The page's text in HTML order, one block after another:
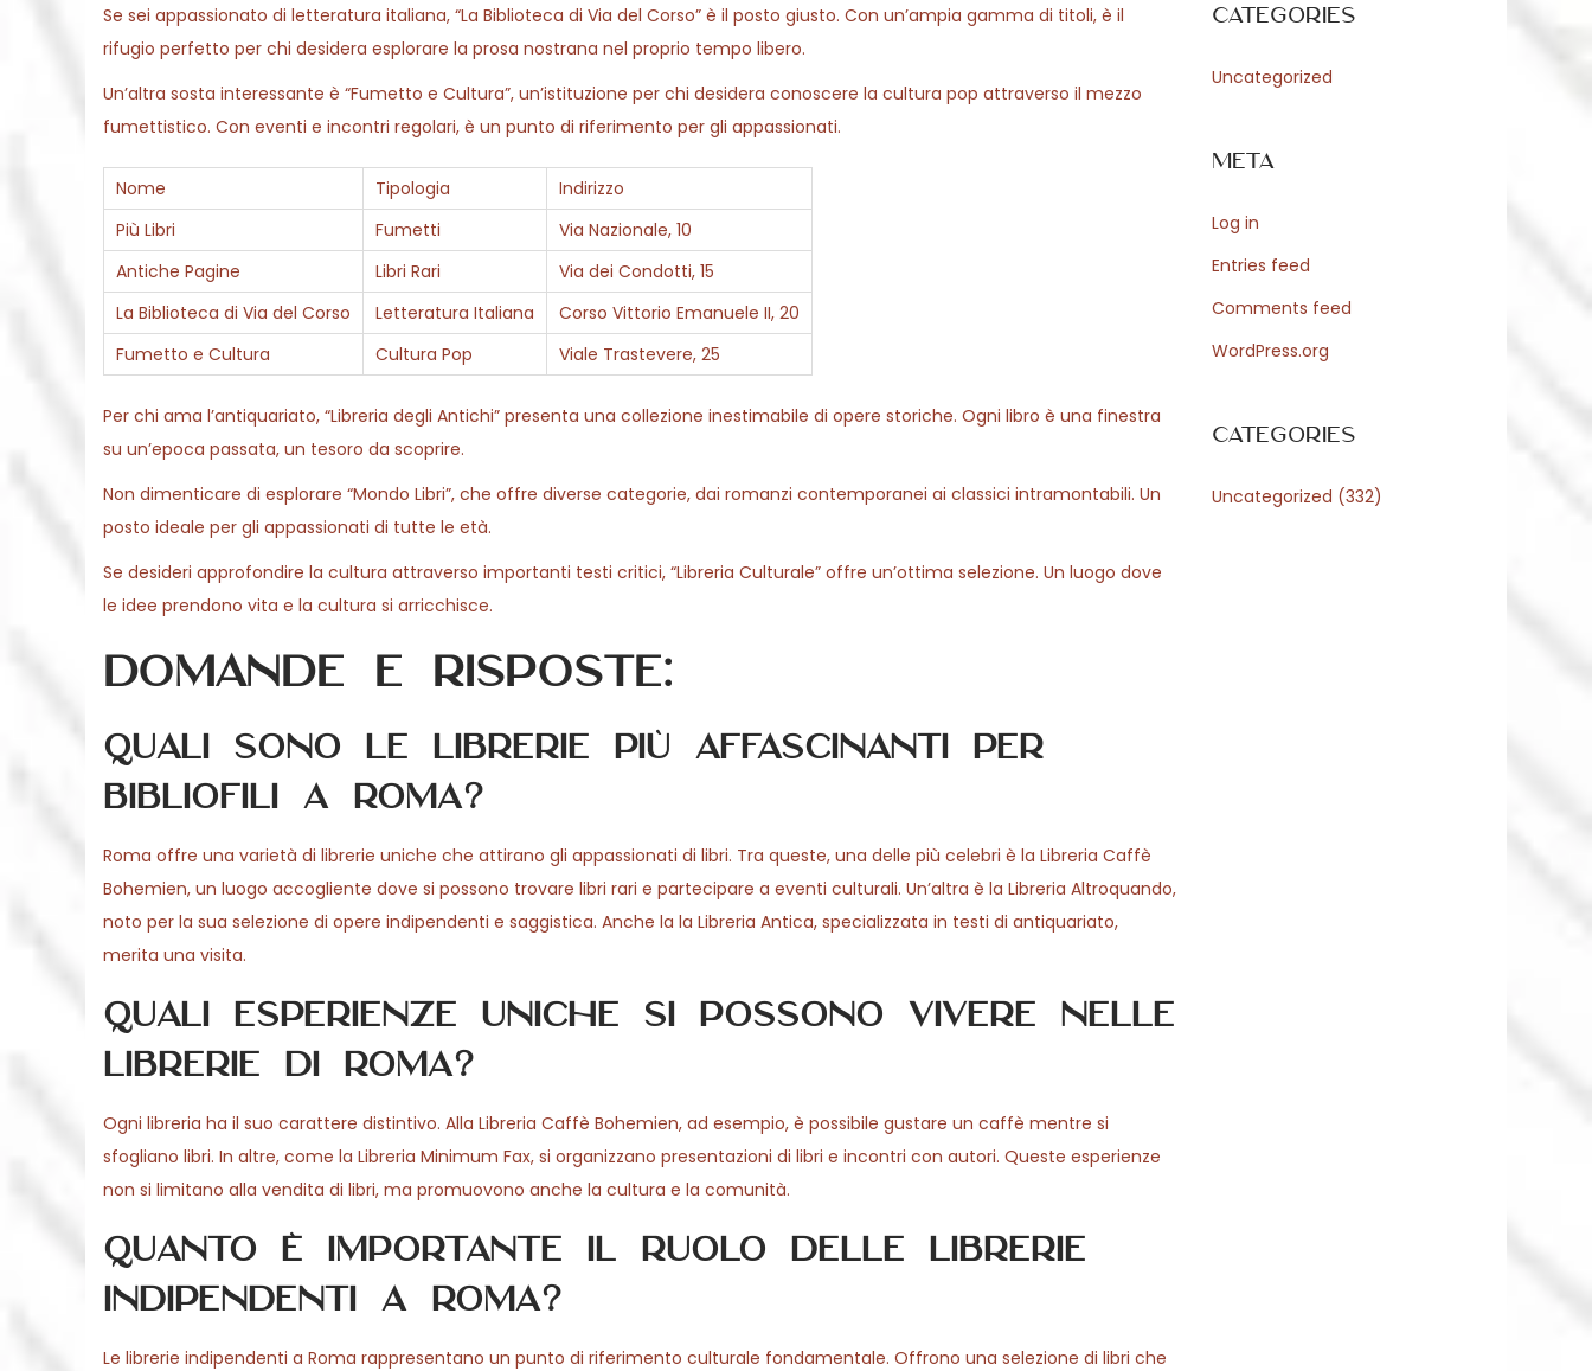
Se sei appassionato di letteratura italiana, “La Biblioteca di Via del Corso” è il posto giusto. Con un’ampia gamma di titoli, è il
rifugio perfetto per chi desidera esplorare la prosa nostrana nel proprio tempo libero.
Un’altra sosta interessante è “Fumetto e Cultura”, un’istituzione per chi desidera conoscere la cultura pop attraverso il mezzo
fumettistico. Con eventi e incontri regolari, è un punto di riferimento per gli appassionati.
Nome Tipologia
Indirizzo
Più Libri
Fumetti
Via Nazionale, 10
Antiche Pagine
Libri Rari
Via dei Condotti, 15
La Biblioteca di Via del Corso
Letteratura Italiana
Corso Vittorio Emanuele II, 20
Fumetto e Cultura
Cultura Pop Viale Trastevere, 25
Per chi ama l’antiquariato, “Libreria degli Antichi” presenta una collezione inestimabile di opere storiche. Ogni libro è una finestra
su un’epoca passata, un tesoro da scoprire.
Non dimenticare di esplorare “Mondo Libri”, che offre diverse categorie, dai romanzi contemporanei ai classici intramontabili. Un
posto ideale per gli appassionati di tutte le età.
Se desideri approfondire la cultura attraverso importanti testi critici, “Libreria Culturale” offre un’ottima selezione. Un luogo dove
le idee prendono vita e la cultura si arricchisce.
Domande e risposte:
Quali sono le librerie più affascinanti per
bibliofili a Roma?
Roma offre una varietà di librerie uniche che attirano gli appassionati di libri. Tra queste, una delle più celebri è la Libreria Caffè
Bohemien, un luogo accogliente dove si possono trovare libri rari e partecipare a eventi culturali. Un’altra è la Libreria Altroquando,
noto per la sua selezione di opere indipendenti e saggistica. Anche la la Libreria Antica, specializzata in testi di antiquariato,
merita una visita.
Quali esperienze uniche si possono vivere nelle
librerie di Roma?
Ogni libreria ha il suo carattere distintivo. Alla Libreria Caffè Bohemien, ad esempio, è possibile gustare un caffè mentre si
sfogliano libri. In altre, come la Libreria Minimum Fax, si organizzano presentazioni di libri e incontri con autori. Queste esperienze
non si limitano alla vendita di libri, ma promuovono anche la cultura e la comunità.
Quanto è importante il ruolo delle librerie
indipendenti a Roma?
Le librerie indipendenti a Roma rappresentano un punto di riferimento culturale fondamentale. Offrono una selezione di libri che
Categories
Uncategorized
Meta
Log in
Entries feed
Comments feed
WordPress.org
Categories
Uncategorized (332)